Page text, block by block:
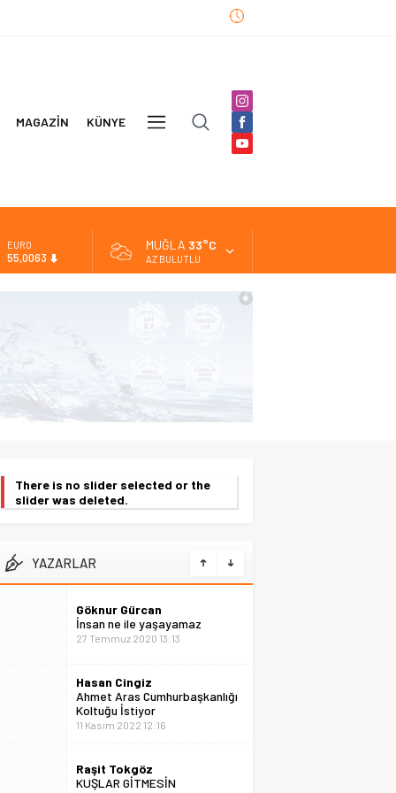
MAGAZİN KÜNYE DİĞER
ALTIN
6.543,59
55,0063
MUĞLA 33°C
AZ BULUTLU
There is no slider selected or the
slider was deleted.
YAZARLAR
Göknur Gürcan
İnsan ne ile yaşayamaz
27 Temmuz 2020 13:13
Hasan Cingiz
Ahmet Aras Cumhurbaşkanlığı
Koltuğu İstiyor
11 Kasım 2022 12:16
Raşit Tokgöz
KUŞLAR GİTMESİN